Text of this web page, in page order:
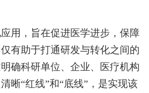
用，旨在促进医学进步，保障
有助于打通研发与转化之间的
确科研单位、企业、医疗机构
晰“红线”和“底线”，是实现该